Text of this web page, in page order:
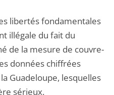
libertés fondamentales
illégale du fait du
de la mesure de couvre-
données chiffrées
Guadeloupe, lesquelles
sérieux.